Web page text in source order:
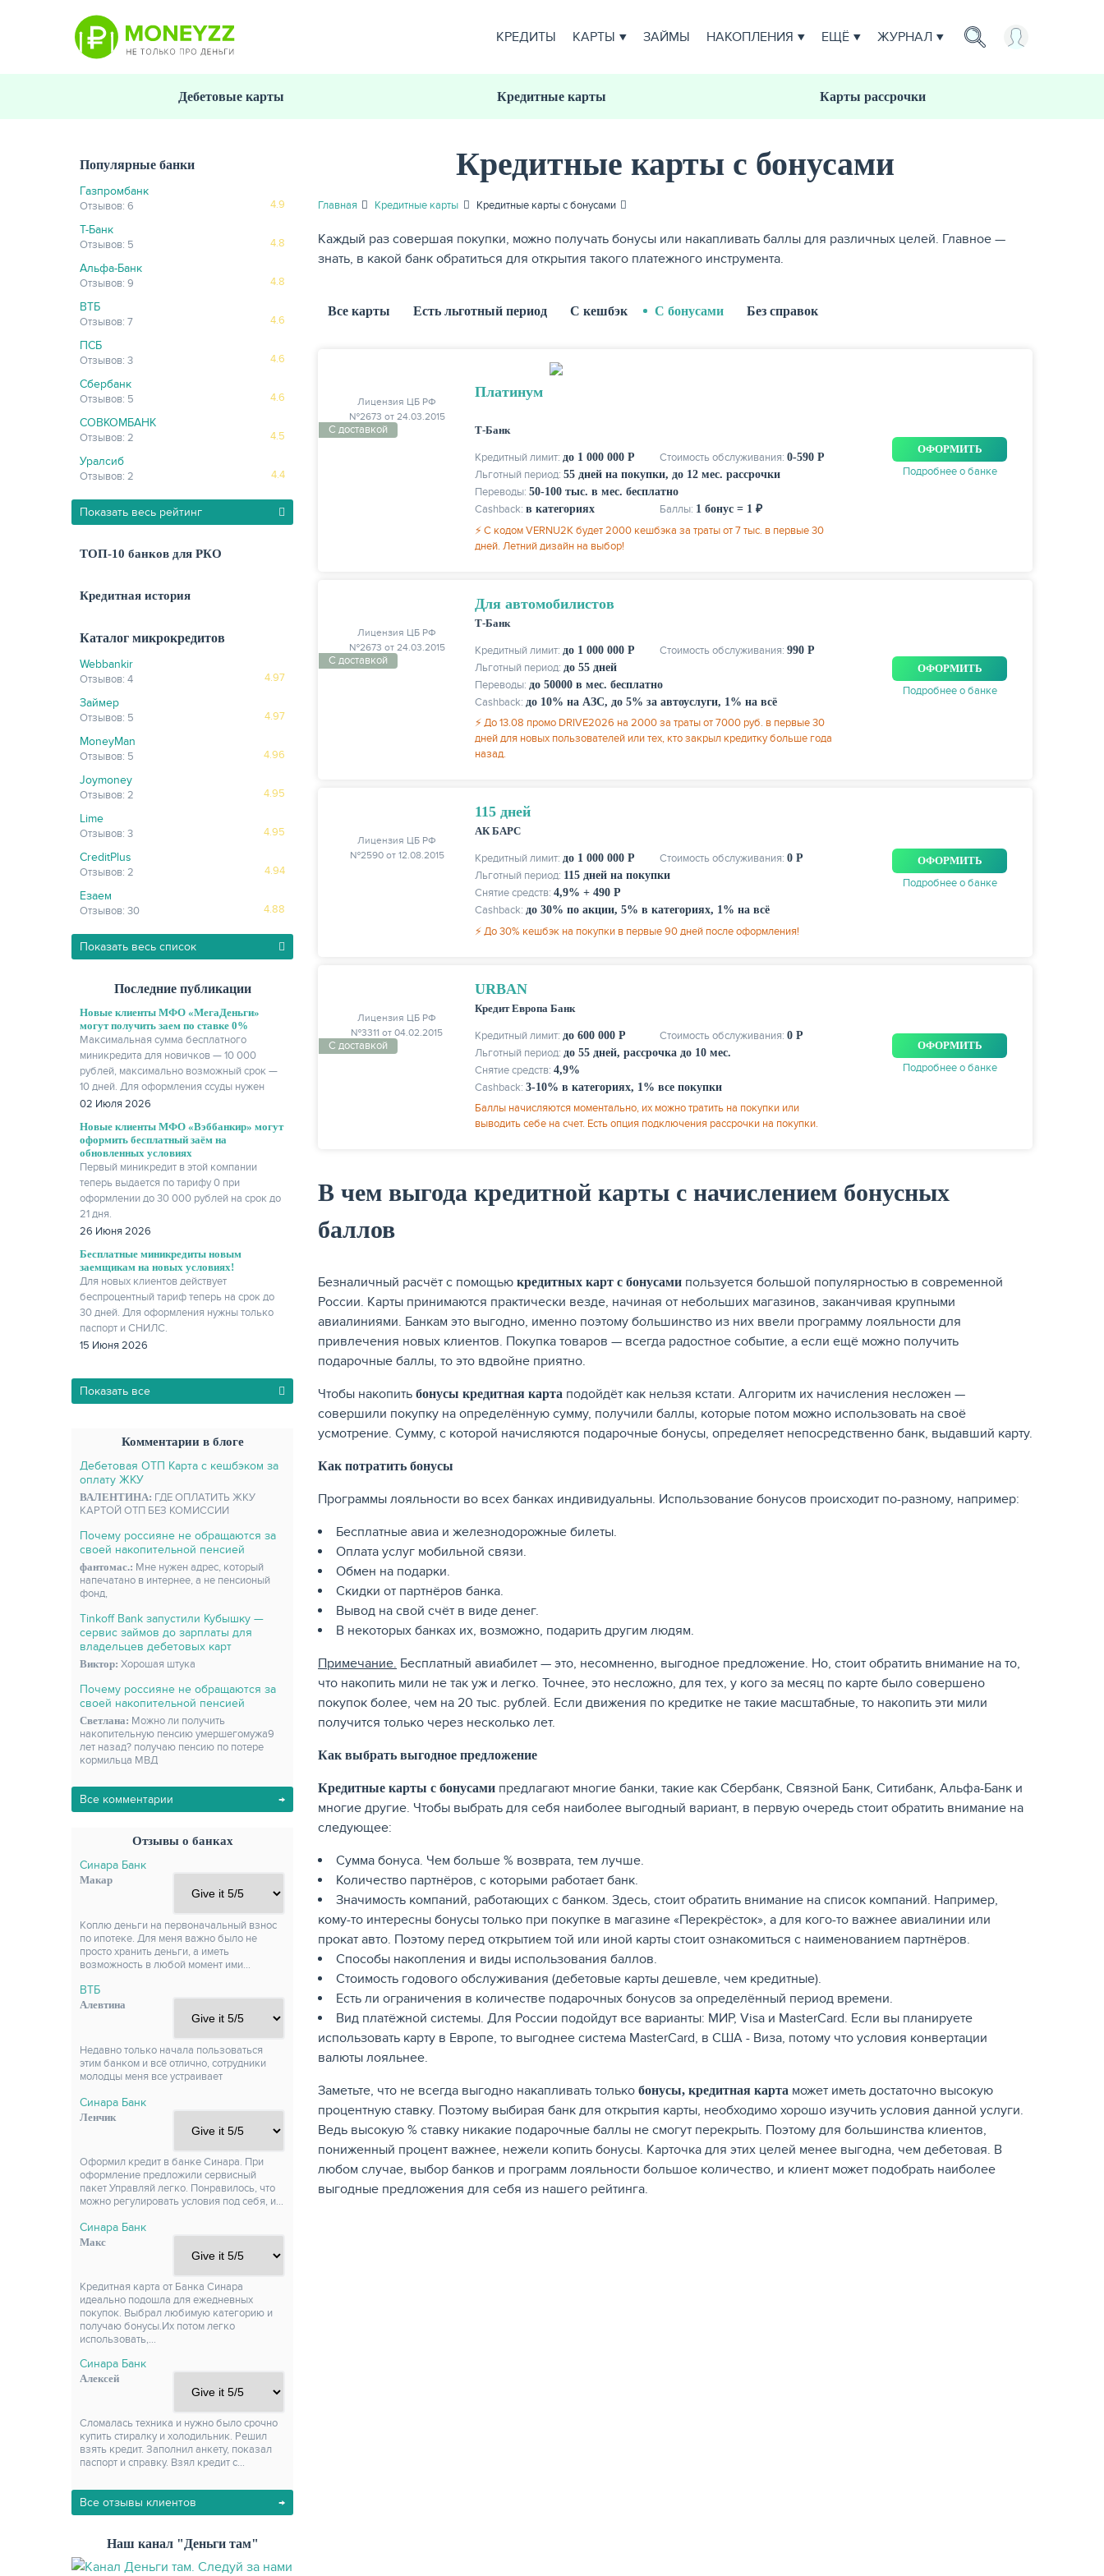
КРЕДИТЫ КАРТЫ ЗАЙМЫ НАКОПЛЕНИЯ ЕЩЁ ЖУРНАЛ
Дебетовые карты Кредитные карты Карты рассрочки
Популярные банки
Газпромбанк
4.9
Отзывов: 6
Т-Банк
4.8
Отзывов: 5
Альфа-Банк
4.8
Отзывов: 9
ВТБ
4.6
Отзывов: 7
ПСБ
4.6
Отзывов: 3
Сбербанк
4.6
Отзывов: 5
СОВКОМБАНК
4.5
Отзывов: 2
Уралсиб
4.4
Отзывов: 2
Показать весь рейтинг
ТОП-10 банков для РКО
Кредитная история
Каталог микрокредитов
Webbankir
4.97
Отзывов: 4
Займер
4.97
Отзывов: 5
MoneyMan
4.96
Отзывов: 5
Joymoney
4.95
Отзывов: 2
Lime
4.95
Отзывов: 3
CreditPlus
4.94
Отзывов: 2
Езаем
4.88
Отзывов: 30
Показать весь список
Последние публикации
Новые клиенты МФО «МегаДеньги»
могут получить заем по ставке 0%
Максимальная сумма бесплатного
миникредита для новичков — 10 000
рублей, максимально возможный срок —
10 дней. Для оформления ссуды нужен
только паспорт.
02 Июля 2026
Новые клиенты МФО «Вэббанкир» могут
оформить бесплатный заём на
обновленных условиях
Первый миникредит в этой компании
теперь выдается по тарифу 0 при
оформлении до 30 000 рублей на срок до
21 дня.
26 Июня 2026
Бесплатные миникредиты новым
заемщикам на новых условиях!
Для новых клиентов действует
беспроцентный тариф теперь на срок до
30 дней. Для оформления нужны только
паспорт и СНИЛС.
15 Июня 2026
Показать все
Комментарии в блоге
Дебетовая ОТП Карта с кешбэком за
оплату ЖКУ
ВАЛЕНТИНА: ГДЕ ОПЛАТИТЬ ЖКУ
КАРТОЙ ОТП БЕЗ КОМИССИИ
Почему россияне не обращаются за
своей накопительной пенсией
фантомас.: Мне нужен адрес, который
напечатано в интернее, а не пенсионый
фонд,
Tinkoff Bank запустили Кубышку —
сервис займов до зарплаты для
владельцев дебетовых карт
Виктор: Хорошая штука
Почему россияне не обращаются за
своей накопительной пенсией
Светлана: Можно ли получить
накопительную пенсию умершегомужа9
лет назад? получаю пенсию по потере
кормильца МВД
Все комментарии
Отзывы о банках
Синара Банк
Макар
Коплю деньги на первоначальный взнос
по ипотеке. Для меня важно было не
просто хранить деньги, а иметь
возможность в любой момент ими…
ВТБ
Алевтина
Недавно только начала пользоваться
этим банком и всё отлично, сотрудники
молодцы меня все устраивает
Синара Банк
Ленчик
Оформил кредит в банке Синара. При
оформление предложили сервисный
пакет Управляй легко. Понравилось, что
можно регулировать условия под себя, и…
Синара Банк
Макс
Кредитная карта от Банка Синара
идеально подошла для ежедневных
покупок. Выбрал любимую категорию и
получаю бонусы.Их потом легко
использовать,…
Синара Банк
Алексей
Сломалась техника и нужно было срочно
купить стиралку и холодильник. Решил
взять кредит. Заполнил анкету, показал
паспорт и справку. Взял кредит с…
Все отзывы клиентов
Наш канал "Деньги там"
Кредитные карты с бонусами
Главная Кредитные карты Кредитные карты с бонусами
Каждый раз совершая покупки, можно получать бонусы или накапливать баллы для различных целей. Главное —
знать, в какой банк обратиться для открытия такого платежного инструмента.
Все карты Есть льготный период С кешбэк С бонусами Без справок
Лицензия ЦБ РФ
№2673 от 24.03.2015
Платинум
С доставкой Т-Банк
Кредитный лимит: до 1 000 000 Р Стоимость обслуживания: 0-590 Р
Льготный период: 55 дней на покупки, до 12 мес. рассрочки
Переводы: 50-100 тыс. в мес. бесплатно
Cashback: в категориях Баллы: 1 бонус = 1 ₽
⚡ С кодом VERNU2K будет 2000 кешбэка за траты от 7 тыс. в первые 30
дней. Летний дизайн на выбор!
ОФОРМИТЬ
Подробнее о банке
Лицензия ЦБ РФ
№2673 от 24.03.2015
Для автомобилистов
С доставкой
Т-Банк
Кредитный лимит: до 1 000 000 Р Стоимость обслуживания: 990 Р
Льготный период: до 55 дней
Переводы: до 50000 в мес. бесплатно
Cashback: до 10% на АЗС, до 5% за автоуслуги, 1% на всё
⚡ До 13.08 промо DRIVE2026 на 2000 за траты от 7000 руб. в первые 30
дней для новых пользователей или тех, кто закрыл кредитку больше года
назад.
ОФОРМИТЬ
Подробнее о банке
Лицензия ЦБ РФ
№2590 от 12.08.2015
115 дней
АК БАРС
Кредитный лимит: до 1 000 000 Р Стоимость обслуживания: 0 Р
Льготный период: 115 дней на покупки
Снятие средств: 4,9% + 490 Р
Cashback: до 30% по акции, 5% в категориях, 1% на всё
⚡ До 30% кешбэк на покупки в первые 90 дней после оформления!
ОФОРМИТЬ
Подробнее о банке
Лицензия ЦБ РФ
№3311 от 04.02.2015
URBAN
С доставкой
Кредит Европа Банк
Кредитный лимит: до 600 000 Р Стоимость обслуживания: 0 Р
Льготный период: до 55 дней, рассрочка до 10 мес.
Снятие средств: 4,9%
Cashback: 3-10% в категориях, 1% все покупки
Баллы начисляются моментально, их можно тратить на покупки или
выводить себе на счет. Есть опция подключения рассрочки на покупки.
ОФОРМИТЬ
Подробнее о банке
В чем выгода кредитной карты с начислением бонусных
баллов
Безналичный расчёт с помощью кредитных карт с бонусами пользуется большой популярностью в современной
России. Карты принимаются практически везде, начиная от небольших магазинов, заканчивая крупными
авиалиниями. Банкам это выгодно, именно поэтому большинство из них ввели программу лояльности для
привлечения новых клиентов. Покупка товаров — всегда радостное событие, а если ещё можно получить
подарочные баллы, то это вдвойне приятно.
Чтобы накопить бонусы кредитная карта подойдёт как нельзя кстати. Алгоритм их начисления несложен —
совершили покупку на определённую сумму, получили баллы, которые потом можно использовать на своё
усмотрение. Сумму, с которой начисляются подарочные бонусы, определяет непосредственно банк, выдавший карту.
Как потратить бонусы
Программы лояльности во всех банках индивидуальны. Использование бонусов происходит по-разному, например:
Бесплатные авиа и железнодорожные билеты.
Оплата услуг мобильной связи.
Обмен на подарки.
Скидки от партнёров банка.
Вывод на свой счёт в виде денег.
В некоторых банках их, возможно, подарить другим людям.
Примечание. Бесплатный авиабилет — это, несомненно, выгодное предложение. Но, стоит обратить внимание на то,
что накопить мили не так уж и легко. Точнее, это несложно, для тех, у кого за месяц по карте было совершено
покупок более, чем на 20 тыс. рублей. Если движения по кредитке не такие масштабные, то накопить эти мили
получится только через несколько лет.
Как выбрать выгодное предложение
Кредитные карты с бонусами предлагают многие банки, такие как Сбербанк, Связной Банк, Ситибанк, Альфа-Банк и
многие другие. Чтобы выбрать для себя наиболее выгодный вариант, в первую очередь стоит обратить внимание на
следующее:
Сумма бонуса. Чем больше % возврата, тем лучше.
Количество партнёров, с которыми работает банк.
Значимость компаний, работающих с банком. Здесь, стоит обратить внимание на список компаний. Например,
кому-то интересны бонусы только при покупке в магазине «Перекрёсток», а для кого-то важнее авиалинии или
прокат авто. Поэтому перед открытием той или иной карты стоит ознакомиться с наименованием партнёров.
Способы накопления и виды использования баллов.
Стоимость годового обслуживания (дебетовые карты дешевле, чем кредитные).
Есть ли ограничения в количестве подарочных бонусов за определённый период времени.
Вид платёжной системы. Для России подойдут все варианты: МИР, Visa и MasterCard. Если вы планируете
использовать карту в Европе, то выгоднее система MasterCard, в США - Виза, потому что условия конвертации
валюты лояльнее.
Заметьте, что не всегда выгодно накапливать только бонусы, кредитная карта может иметь достаточно высокую
процентную ставку. Поэтому выбирая банк для открытия карты, необходимо хорошо изучить условия данной услуги.
Ведь высокую % ставку никакие подарочные баллы не смогут перекрыть. Поэтому для большинства клиентов,
пониженный процент важнее, нежели копить бонусы. Карточка для этих целей менее выгодна, чем дебетовая. В
любом случае, выбор банков и программ лояльности большое количество, и клиент может подобрать наиболее
выгодные предложения для себя из нашего рейтинга.